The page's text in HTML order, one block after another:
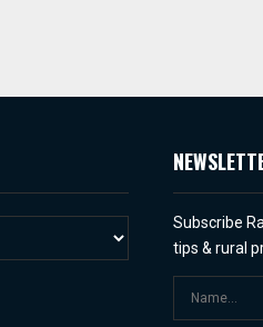
Subscribe
tips & rural